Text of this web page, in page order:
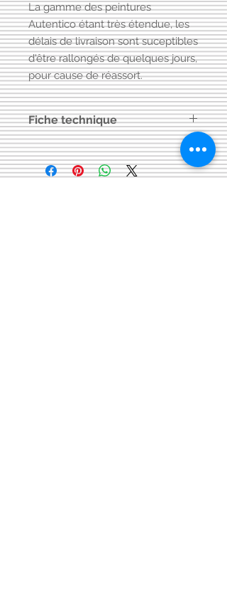
La gamme des peintures
Autentico étant très étendue, les
délais de livraison sont suceptibles
d'être rallongés de quelques jours,
pour cause de réassort.
Fiche technique
Cliquez sur ce lienfiche technique
peinture Versante de Autentico